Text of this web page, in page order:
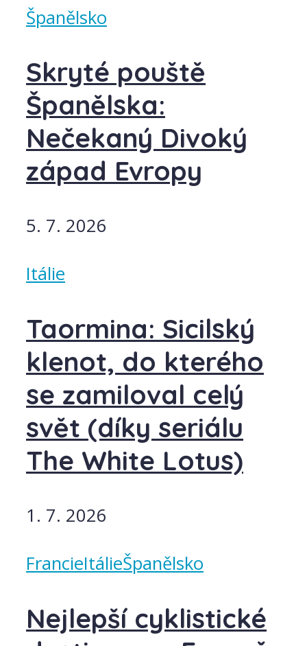
Španělsko
Skryté pouště
Španělska:
Nečekaný Divoký
západ Evropy
5. 7. 2026
Itálie
Taormina: Sicilský
klenot, do kterého
se zamiloval celý
svět (díky seriálu
The White Lotus)
1. 7. 2026
FrancieItálieŠpanělsko
Nejlepší cyklistické